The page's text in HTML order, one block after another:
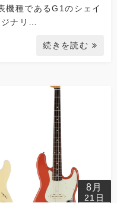
種であるG1のシェイ
ナリ…
続きを読む
8月
21日